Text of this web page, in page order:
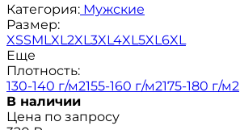
Категория: Мужские
Размер:
XSSMLXL2XL3XL4XL5XL6XL
Еще
Плотность:
130-140 г/м2155-160 г/м2175-180 г/м2
В наличии
Цена по запросу